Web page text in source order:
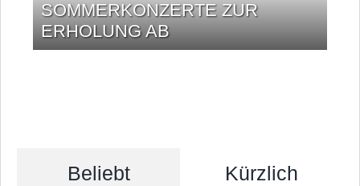
SOMMERKONZERTE ZUR
ERHOLUNG AB
Beliebt Kürzlich